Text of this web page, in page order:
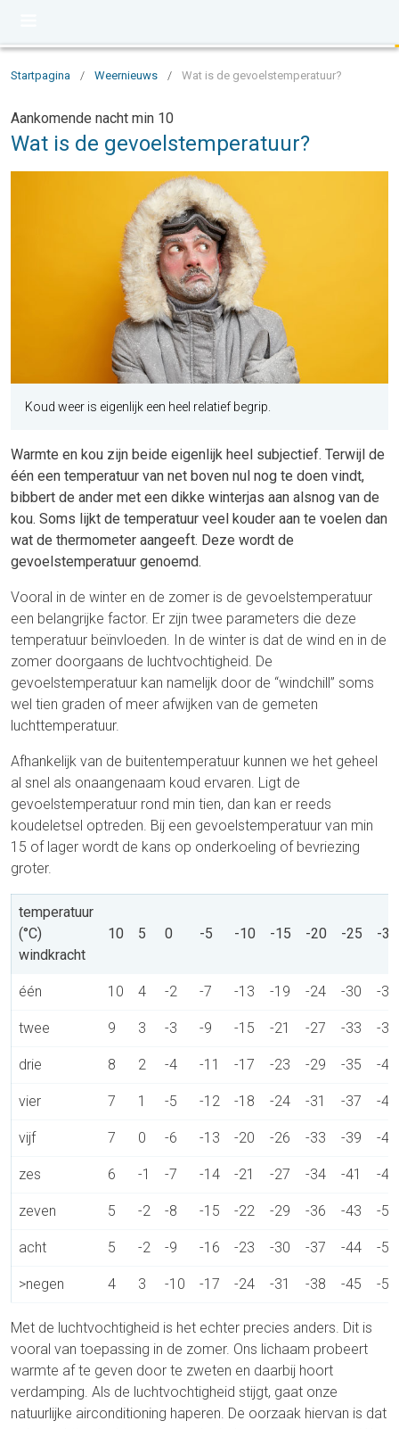
Startpagina / Weernieuws / Wat is de gevoelstemperatuur?
Aankomende nacht min 10
Wat is de gevoelstemperatuur?
Koud weer is eigenlijk een heel relatief begrip.
Warmte en kou zijn beide eigenlijk heel subjectief. Terwijl de
één een temperatuur van net boven nul nog te doen vindt,
bibbert de ander met een dikke winterjas aan alsnog van de
kou. Soms lijkt de temperatuur veel kouder aan te voelen dan
wat de thermometer aangeeft. Deze wordt de
gevoelstemperatuur genoemd.
Vooral in de winter en de zomer is de gevoelstemperatuur
een belangrijke factor. Er zijn twee parameters die deze
temperatuur beïnvloeden. In de winter is dat de wind en in de
zomer doorgaans de luchtvochtigheid. De
gevoelstemperatuur kan namelijk door de “windchill” soms
wel tien graden of meer afwijken van de gemeten
luchttemperatuur.
Afhankelijk van de buitentemperatuur kunnen we het geheel
al snel als onaangenaam koud ervaren. Ligt de
gevoelstemperatuur rond min tien, dan kan er reeds
koudeletsel optreden. Bij een gevoelstemperatuur van min
15 of lager wordt de kans op onderkoeling of bevriezing
groter.
temperatuur
(°C)
windkracht
10 5 0 -5 -10 -15 -20 -25 -30
één 10 4 -2 -7 -13 -19 -24 -30 -36
twee 9 3 -3 -9 -15 -21 -27 -33 -39
drie 8 2 -4 -11 -17 -23 -29 -35 -41
vier 7 1 -5 -12 -18 -24 -31 -37 -43
vijf 7 0 -6 -13 -20 -26 -33 -39 -46
zes 6 -1 -7 -14 -21 -27 -34 -41 -47
zeven 5 -2 -8 -15 -22 -29 -36 -43 -50
acht 5 -2 -9 -16 -23 -30 -37 -44 -51
>negen 4 3 -10 -17 -24 -31 -38 -45 -52
Met de luchtvochtigheid is het echter precies anders. Dit is
vooral van toepassing in de zomer. Ons lichaam probeert
warmte af te geven door te zweten en daarbij hoort
verdamping. Als de luchtvochtigheid stijgt, gaat onze
natuurlijke airconditioning haperen. De oorzaak hiervan is dat